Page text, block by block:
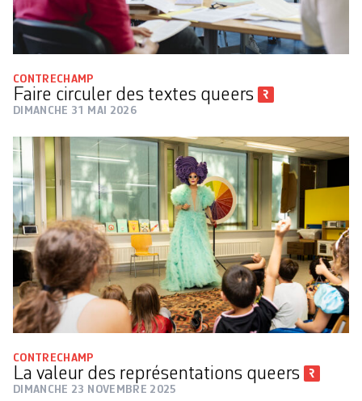
CONTRECHAMP
Faire circuler des textes queers
DIMANCHE 31 MAI 2026
CONTRECHAMP
La valeur des représentations queers
DIMANCHE 23 NOVEMBRE 2025